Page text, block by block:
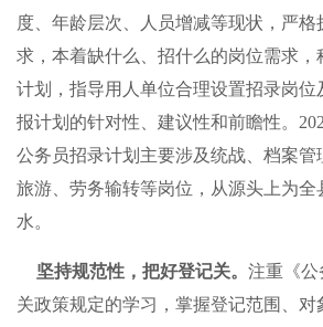
度、年龄层次、人员增减等现状，严
求，本着缺什么、招什么的岗位需求，
计划，指导用人单位合理设置招录岗位
报计划的针对性、建议性和前瞻性。
公务员招录计划主要涉及统战、档案管
旅游、劳务输转等岗位，从源头上为全
水。
坚持规范性，把好登记关。 注重《公
关政策规定的学习，掌握登记范围、对